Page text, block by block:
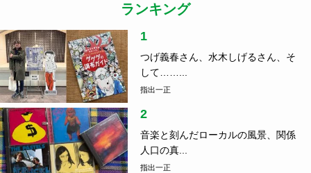
ランキング
1
つげ義春さん、水木しげるさん、そ
して……...
指出一正
2
音楽と刻んだローカルの風景、関係
人口の真...
指出一正